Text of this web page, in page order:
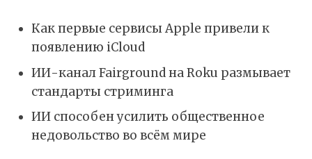
Как первые сервисы Apple привели к
появлению iCloud
ИИ-канал Fairground на Roku размывает
стандарты стриминга
ИИ способен усилить общественное
недовольство во всём мире